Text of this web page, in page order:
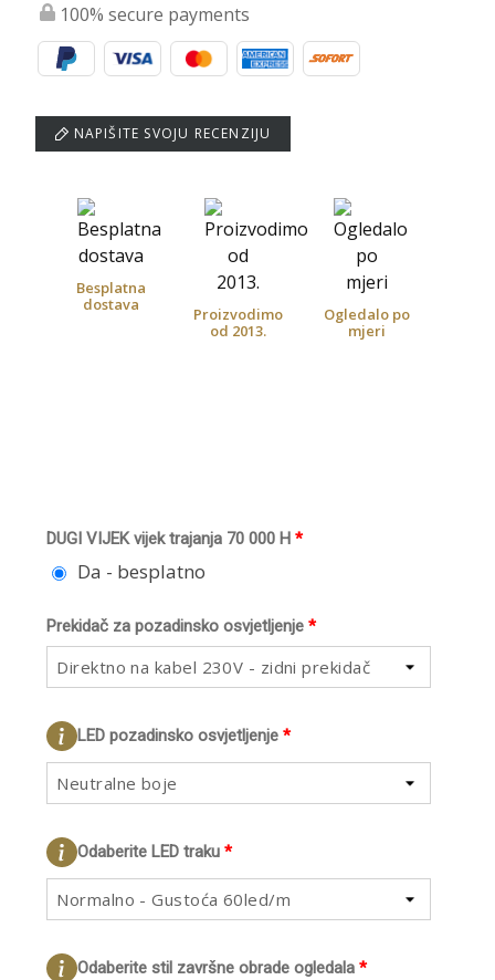
100% secure payments
NAPIŠITE SVOJU RECENZIJU
*
DUGI VIJEK vijek trajanja 70 000 H
Da - besplatno
*
Prekidač za pozadinsko osvjetljenje
Direktno na kabel 230V - zidni prekidač
*
LED pozadinsko osvjetljenje
Neutralne boje
*
Odaberite LED traku
Normalno - Gustoća 60led/m
*
Odaberite stil završne obrade ogledala
Besplatna
dostava
Proizvodimo
od 2013.
Ogledalo po
mjeri